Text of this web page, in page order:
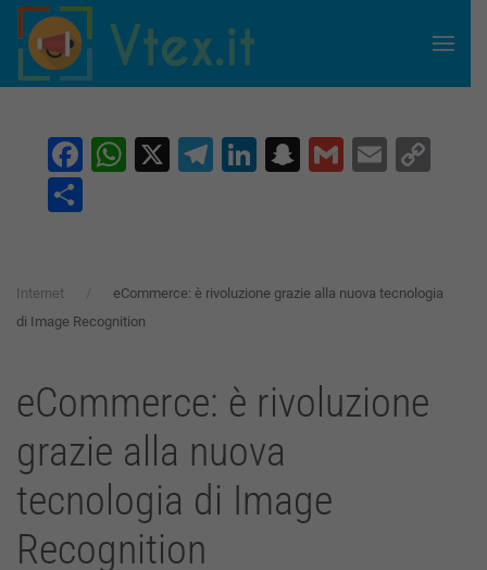
Skip to main content
Facebook
WhatsApp
X Telegram
LinkedIn
Snapchat
GmailEmail
Internet
eCommerce: è rivoluzione grazie alla nuova tecnologia
di Image Recognition
eCommerce: è rivoluzione
grazie alla nuova
tecnologia di Image
Recognition